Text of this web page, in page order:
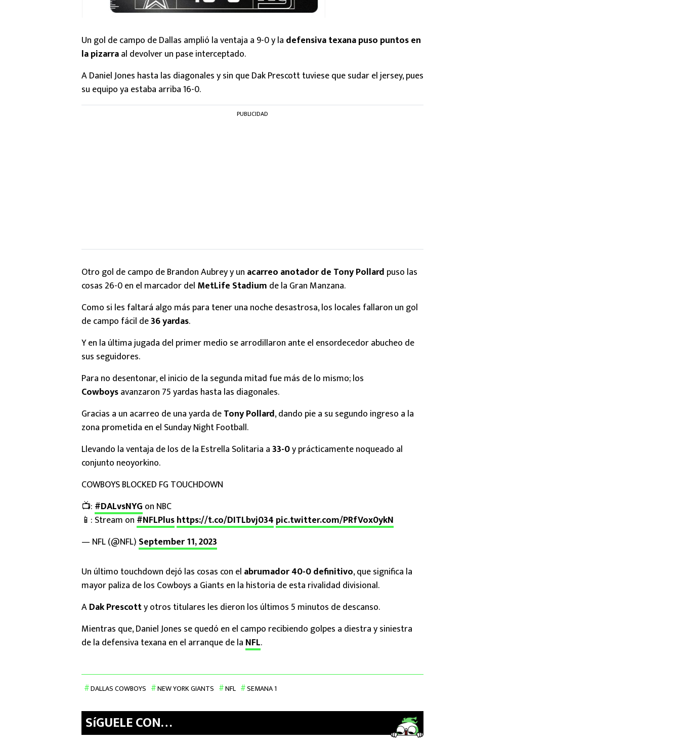
Un gol de campo de Dallas amplió la ventaja a 9-0 y la defensiva texana puso puntos en
la pizarraal devolver un pase interceptado.
A Daniel Jones hasta las diagonales y sin que Dak Prescott tuviese que sudar el jersey, pues
su equipo ya estaba arriba 16-0.
PUBLICIDAD
Otro gol de campo de Brandon Aubrey y un acarreo anotador de Tony Pollard puso las
cosas 26-0 en el marcador del MetLife Stadium de la Gran Manzana.
Como si les faltará algo más para tener una noche desastrosa, los locales fallaron un gol
de campo fácil de36 yardas.
Y en la última jugada del primer medio se arrodillaron ante el ensordecedor abucheo de
sus seguidores.
Para no desentonar, el inicio de la segunda mitad fue más de lo mismo; los
Cowboysavanzaron 75 yardas hasta las diagonales.
Gracias a un acarreo de una yarda deTony Pollard, dando pie a su segundo ingreso a la
zona prometida en el Sunday Night Football.
Llevando la ventaja de los de la Estrella Solitaria a33-0y prácticamente noqueado al
conjunto neoyorkino.
COWBOYS BLOCKED FG TOUCHDOWN
📺: #DALvsNYG on NBC
📱: Stream on #NFLPlushttps://t.co/DITLbvj034 pic.twitter.com/PRfVox0ykN
— NFL (@NFL) September 11, 2023
Un último touchdown dejó las cosas con el abrumador 40-0 definitivo, que significa la
mayor paliza de los Cowboys a Giants en la historia de esta rivalidad divisional.
ADak Prescotty otros titulares les dieron los últimos 5 minutos de descanso.
Mientras que, Daniel Jones se quedó en el campo recibiendo golpes a diestra y siniestra
de la defensiva texana en el arranque de la NFL.
DALLAS COWBOYS NEW YORK GIANTS NFL SEMANA 1
SíGUELE CON…